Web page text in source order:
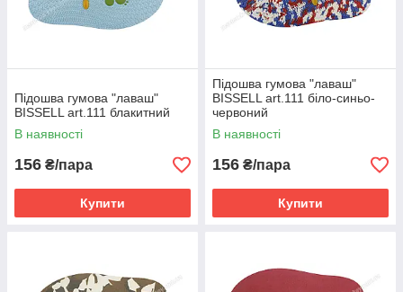
Підошва гумова "лаваш"
BISSELL art.111 блакитний
В наявності
156 ₴/пара
Купити
Підошва гумова "лаваш"
BISSELL art.111 біло-синьо-
червоний
В наявності
156 ₴/пара
Купити